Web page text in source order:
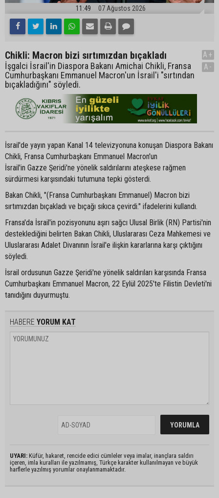
11:49 07 Ağustos 2026
Chikli: Macron bizi sırtımızdan bıçakladı
İşgalci İsrail'in Diaspora Bakanı Amichai Chikli, Fransa
Cumhurbaşkanı Emmanuel Macron'un İsrail'i "sırtından
bıçakladığını" söyledi.
A+
A-
İsrail'de yayın yapan Kanal 14 televizyonuna konuşan Diaspora Bakanı
Chikli, Fransa Cumhurbaşkanı Emmanuel Macron'un
İsrail'in Gazze Şeridi'ne yönelik saldırılarını ateşkese rağmen
sürdürmesi karşısındaki tutumuna tepki gösterdi.
Bakan Chikli, "(Fransa Cumhurbaşkanı Emmanuel) Macron bizi
sırtımızdan bıçakladı ve bıçağı sıkıca çevirdi." ifadelerini kullandı.
Fransa'da İsrail'in pozisyonunu aşırı sağcı Ulusal Birlik (RN) Partisi'nin
desteklediğini belirten Bakan Chikli, Uluslararası Ceza Mahkemesi ve
Uluslararası Adalet Divanının İsrail'e ilişkin kararlarına karşı çıktığını
söyledi.
İsrail ordusunun Gazze Şeridi'ne yönelik saldırıları karşısında Fransa
Cumhurbaşkanı Emmanuel Macron, 22 Eylül 2025'te Filistin Devleti'ni
tanıdığını duyurmuştu.
HABERE YORUM KAT
UYARI: Küfür, hakaret, rencide edici cümleler veya imalar, inançlara saldırı
içeren, imla kuralları ile yazılmamış, Türkçe karakter kullanılmayan ve büyük
harflerle yazılmış yorumlar onaylanmamaktadır.